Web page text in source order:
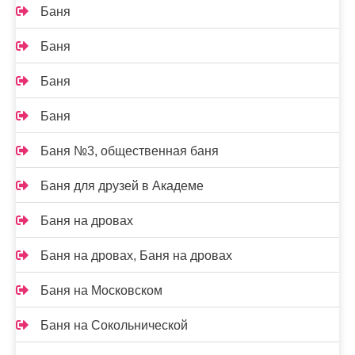
Баня
Баня
Баня
Баня
Баня №3, общественная баня
Баня для друзей в Академе
Баня на дровах
Баня на дровах, Баня на дровах
Баня на Московском
Баня на Сокольнической